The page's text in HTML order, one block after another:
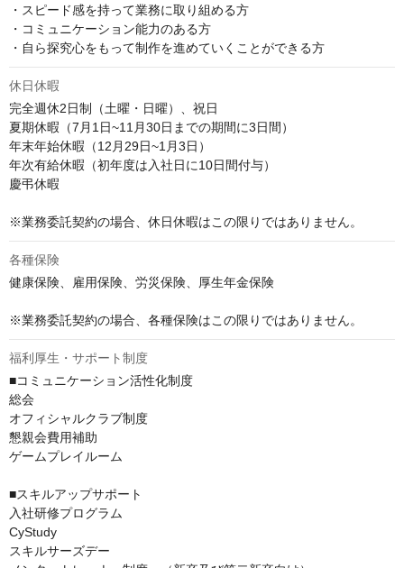
・スピード感を持って業務に取り組める方
・コミュニケーション能力のある方
・自ら探究心をもって制作を進めていくことができる方
休日休暇
完全週休2日制（土曜・日曜）、祝日
夏期休暇（7月1日~11月30日までの期間に3日間）
年末年始休暇（12月29日~1月3日）
年次有給休暇（初年度は入社日に10日間付与）
慶弔休暇
※業務委託契約の場合、休日休暇はこの限りではありません。
各種保険
健康保険、雇用保険、労災保険、厚生年金保険
※業務委託契約の場合、各種保険はこの限りではありません。
福利厚生・サポート制度
■コミュニケーション活性化制度
総会
オフィシャルクラブ制度
懇親会費用補助
ゲームプレイルーム
■スキルアップサポート
入社研修プログラム
CyStudy
スキルサーズデー